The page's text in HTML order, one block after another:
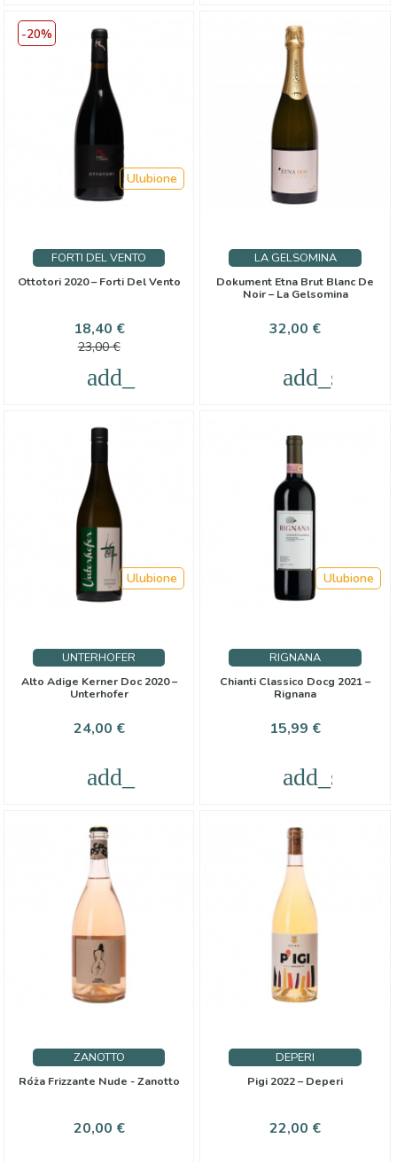
FORTI DEL VENTO
Ottotori 2020 – Forti Del Vento
Cena
18,40 €Cena
23,00 €
Ulubione
add_shopping_cart
-20%
LA GELSOMINA
Dokument Etna Brut Blanc De
Noir – La Gelsomina
Cena
32,00 €
UNTERHOFER
Alto Adige Kerner Doc 2020 –
Unterhofer
Cena
24,00 €
Ulubione
add_shopping_cart
RIGNANA
Chianti Classico Docg 2021 –
Rignana
Cena
15,99 €
Ulubione
ZANOTTO
Róża Frizzante Nude - Zanotto
Cena
20,00 €
DEPERI
Pigi 2022 – Deperi
Cena
22,00 €